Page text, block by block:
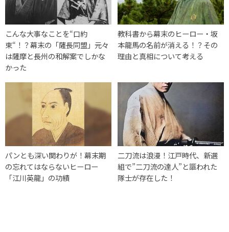
こんな大事なことを“口約
束“！？幕末の「薩長同盟」元々
は薩摩と長州の和解案でしかな
かった
教科書から幕末のヒーロー・坂
本龍馬の名前が消える！？その
理由と真相について考える
パンとも深い関わりが！幕末期
の忘れてはならないヒーロー
「江川英龍」の功績
二刀流は浪漫！江戸時代、新選
組で”二刀流の達人”と謳われた
隊士が存在した！